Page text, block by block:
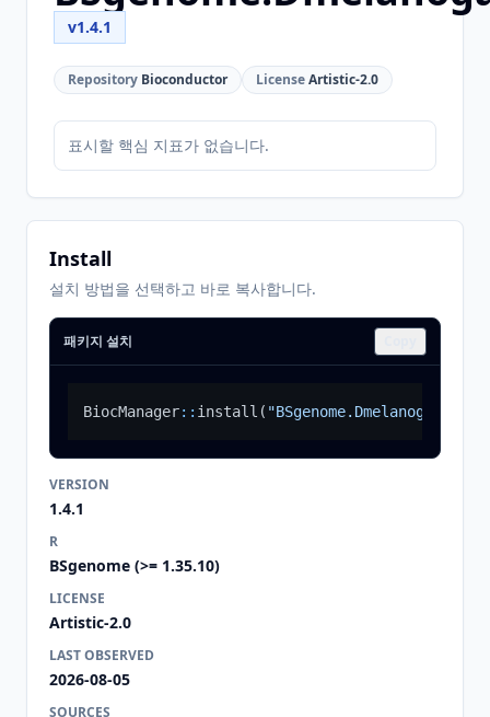
v1.4.1
Repository Bioconductor LicenseArtistic-2.0
표시할 핵심 지표가 없습니다.
Install
설치 방법을 선택하고 바로 복사합니다.
패키지 설치
BiocManager:: install (
VERSION
1.4.1
R
BSgenome (>= 1.35.10)
LICENSE
Artistic-2.0
LAST OBSERVED
2026-08-05
SOURCES